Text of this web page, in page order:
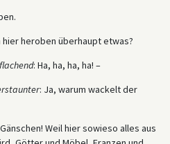
hier heroben überhaupt etwas?
: Ha, ha, ha, ha! –
: Ja, warum wackelt der
Weil hier sowieso alles aus